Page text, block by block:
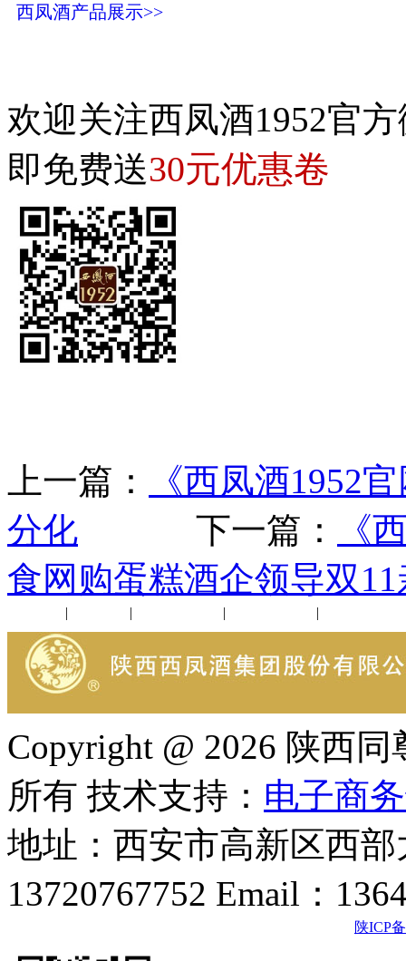
西凤酒产品展示>>
欢迎关注西凤酒1952官
即免费送30元优惠卷
上一篇：
《西凤酒1952
分化 下一篇：
《
食网购蛋糕酒企领导双
| | | |
Copyright @ 2026 陕西
所有 技术支持： 电子商
地址：西安市高新区西
13720767752 Email：
陕ICP